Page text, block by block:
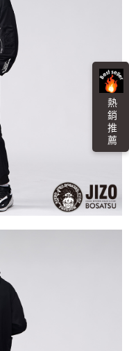
熱 銷 推 薦
額度並採取法律行動。